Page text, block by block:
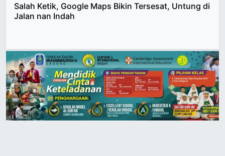
Salah Ketik, Google Maps Bikin Tersesat, Untung di
Jalan nan Indah